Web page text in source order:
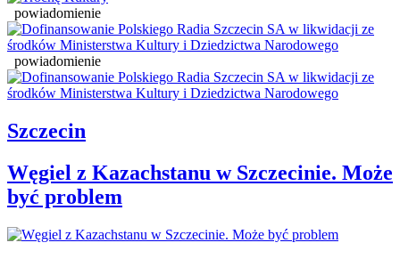
powiadomienie
powiadomienie
Szczecin
Węgiel z Kazachstanu w Szczecinie. Może
być problem